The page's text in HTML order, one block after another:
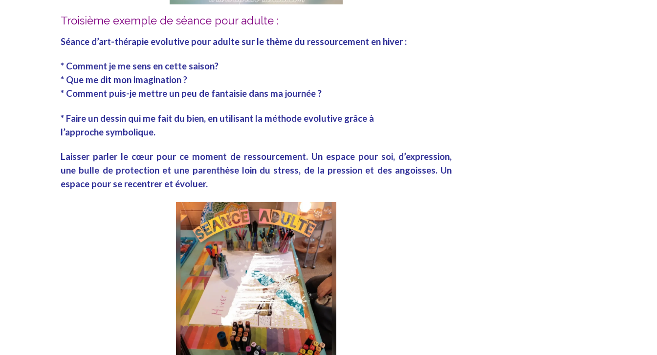
Troisième exemple de séance pour adulte :
Séance d’art-thérapie evolutive pour adulte sur le thème du ressourcement en hiver :
* Comment je me sens en cette saison?
* Que me dit mon imagination?
* Comment puis-je mettre un peu de fantaisie dans ma journée ?
* Faire un dessin qui me fait du bien, en utilisant la méthode evolutive grâce à
l’approche symbolique.
Laisser parler le cœur pour ce moment de ressourcement. Un espace pour soi, d’expression,
une bulle de protectionet une parenthèseloin du stress, de la pression et des angoisses. Un
espace pour se recentrer et évoluer.